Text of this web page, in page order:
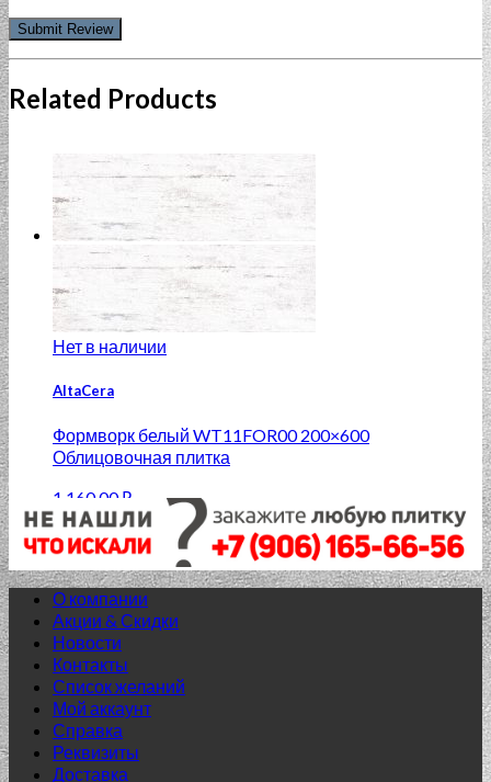
Related Products
Нет в наличии
AltaCera
Формворк белый WT11FOR00 200×600
Облицовочная плитка
1 160.00 ₽
Добавить в список желаний
О компании
Акции & Скидки
Новости
Контакты
Список желаний
Мой аккаунт
Справка
Реквизиты
Доставка